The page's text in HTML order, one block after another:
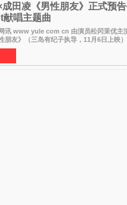
田凌《男性朋友》正式预告
唱主题曲​
www yule com cn 由演员松冈茉优主
朋友》（三岛有纪子执导，11月6日上映
式预告片。同时，三人乐队chilldspot为该